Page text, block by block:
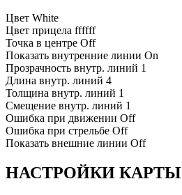
Цвет White
Цвет прицела ffffff
Точка в центре Off
Показать внутренние линии On
Прозрачность внутр. линий 1
Длина внутр. линий 4
Толщина внутр. линий 1
Смещение внутр. линий 1
Ошибка при движении Off
Ошибка при стрельбе Off
Показать внешние линии Off
НАСТРОЙКИ КАРТЫ